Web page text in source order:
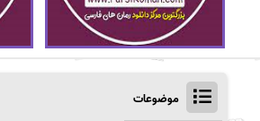
موضوعات